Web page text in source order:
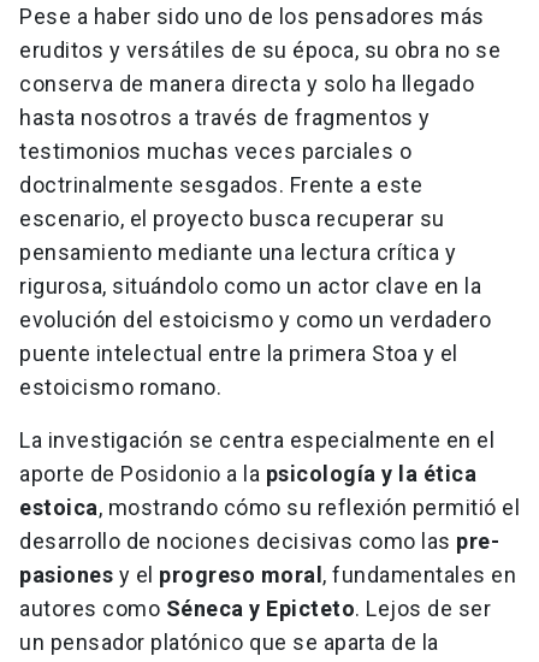
Pese a haber sido uno de los pensadores más
eruditos y versátiles de su época, su obra no se
conserva de manera directa y solo ha llegado
hasta nosotros a través de fragmentos y
testimonios muchas veces parciales o
doctrinalmente sesgados. Frente a este
escenario, el proyecto busca recuperar su
pensamiento mediante una lectura crítica y
rigurosa, situándolo como un actor clave en la
evolución del estoicismo y como un verdadero
puente intelectual entre la primera Stoa y el
estoicismo romano.
La investigación se centra especialmente en el
aporte de Posidonio a la psicología y la ética
estoica, mostrando cómo su reflexión permitió el
desarrollo de nociones decisivas como las pre-
pasiones y el progreso moral , fundamentales en
autores como Séneca y Epicteto. Lejos de ser
un pensador platónico que se aparta de la